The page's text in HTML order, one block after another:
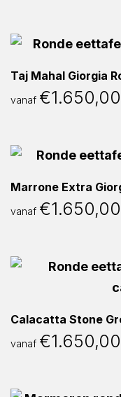
Taj Mahal Giorgia
vanaf €1.650,00
Marrone Extra
vanaf €1.650,00
Calacatta Stone
vanaf €1.650,00